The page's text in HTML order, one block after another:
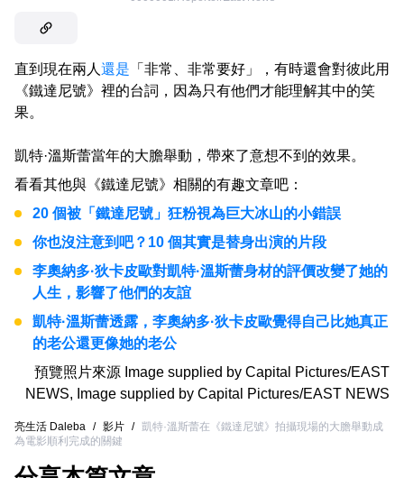
直到現在兩人 還是 「非常、非常要好」，有時還會對彼此用
《鐵達尼號》裡的台詞，因為只有他們才能理解其中的笑
果。
凱特·溫斯蕾當年的大膽舉動，帶來了意想不到的效果。
看看其他與《鐵達尼號》相關的有趣文章吧：
20 個被「鐵達尼號」狂粉視為巨大冰山的小錯誤
你也沒注意到吧？10 個其實是替身出演的片段
李奧納多·狄卡皮歐對凱特·溫斯蕾身材的評價改變了她的
人生，影響了他們的友誼
凱特·溫斯蕾透露，李奧納多·狄卡皮歐覺得自己比她真正
的老公還更像她的老公
預覽照片來源 Image supplied by Capital Pictures/EAST
NEWS, Image supplied by Capital Pictures/EAST NEWS
亮生活 Daleba / 影片 / 凱特·溫斯蕾在《鐵達尼號》拍攝現場的大膽舉動成
為電影順利完成的關鍵